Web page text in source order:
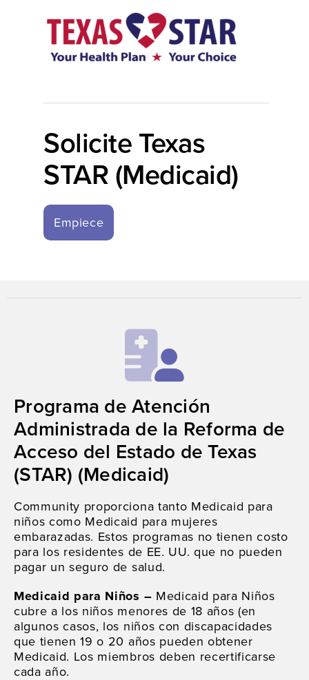
Solicite Texas
STAR (Medicaid)
Empiece
Programa de Atención
Administrada de la Reforma de
Acceso del Estado de Texas
(STAR) (Medicaid)
Community proporciona tanto Medicaid para
niños como Medicaid para mujeres
embarazadas. Estos programas no tienen costo
para los residentes de EE. UU. que no pueden
pagar un seguro de salud.
Medicaid para Niños – Medicaid para Niños
cubre a los niños menores de 18 años (en
algunos casos, los niños con discapacidades
que tienen 19 o 20 años pueden obtener
Medicaid. Los miembros deben recertificarse
cada año.